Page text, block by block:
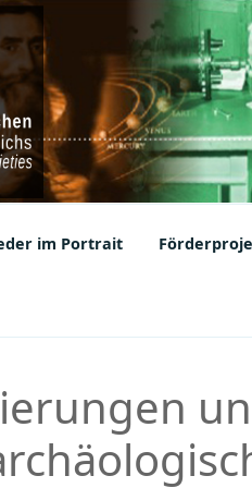
Societies
im Portrait